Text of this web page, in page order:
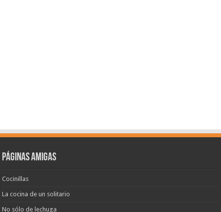
Páginas amigas
Cocinillas
La cocina de un solitario
No sólo de lechuga